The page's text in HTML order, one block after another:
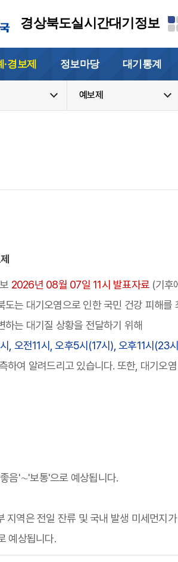
경상북도실시간대기정보
·경보제 정보마당 대기통계
예보제
2026년 08월 07일 11시 발표자료 (기후
도는 대기오염으로 인한 국민 건강 피해
하는 대기질 상황을 전달하기 위해
, 오전11시, 오후5시(17시), 오후11시(23
하여 알려드리고 있습니다. 또한, 대기오
음'∼'보통'으로 예상됩니다.
지역은 전일 잔류 및 국내 발생 미세먼지
예상됩니다.